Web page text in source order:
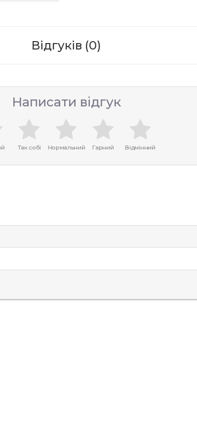
Відгуків (0)
Написати відгук
Так собі Нормальний Гарний Відмінний